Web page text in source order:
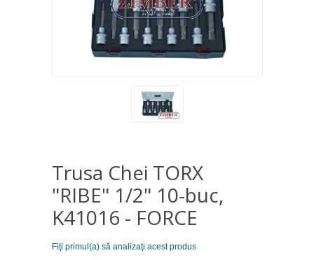
Trusa Chei TORX
"RIBE" 1/2" 10-buc,
K41016 - FORCE
Fiţi primul(a) să analizaţi acest produs